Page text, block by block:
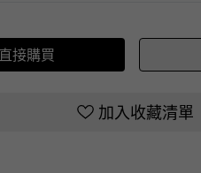
接購買
加入收藏清單